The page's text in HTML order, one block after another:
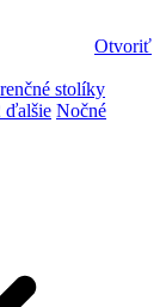
Otvoriť
stolíky
ďalšie Nočné